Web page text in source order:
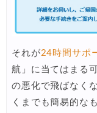
それが24時間サポ
航」に当てはまる
の悪化で飛ばなく
くまでも簡易的な